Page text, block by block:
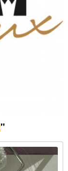
"